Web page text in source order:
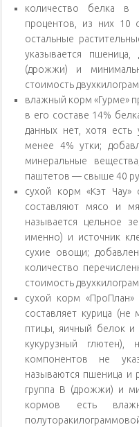
количество белка
процентов, из них 10
остальные
указывается
(дрожжи) и
стоимость
влажный корм «Гурме»
в его составе 14%
данных нет, хотя есть
менее 4% утки;
минеральные
паштетов — свыше 40
сухой корм «Кэт
составляют мясо и
называется цельное
именно) и источник
сухие овощи;
количество
стоимость
сухой корм
составляет курица
птицы, яичный белок
кукурузный глютен),
компонентов не
называются пшеница и
группа B (дрожжи) и
кормов есть